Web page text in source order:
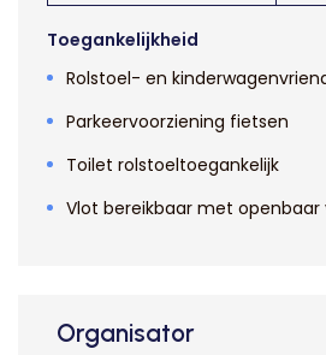
Toegankelijkheid
Rolstoel- en
Parkeervoorziening fietsen
Toilet rolstoeltoegankelijk
Vlot bereikbaar met openbaar
Organisator